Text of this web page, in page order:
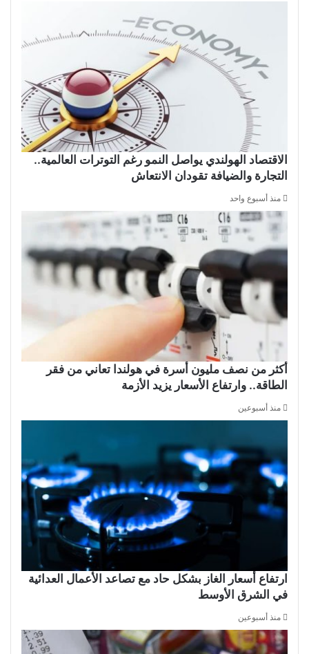
الاقتصاد الهولندي يواصل النمو رغم التوترات العالمية..
التجارة والضيافة تقودان الانتعاش
منذ أسبوع واحد
أكثر من نصف مليون أسرة في هولندا تعاني من فقر
الطاقة.. وارتفاع الأسعار يزيد الأزمة
منذ أسبوعين
ارتفاع أسعار الغاز بشكل حاد مع تصاعد الأعمال العدائية
في الشرق الأوسط
منذ أسبوعين